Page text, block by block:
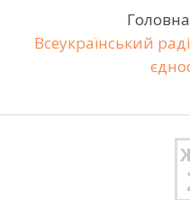
Головна
Всеукраїнський